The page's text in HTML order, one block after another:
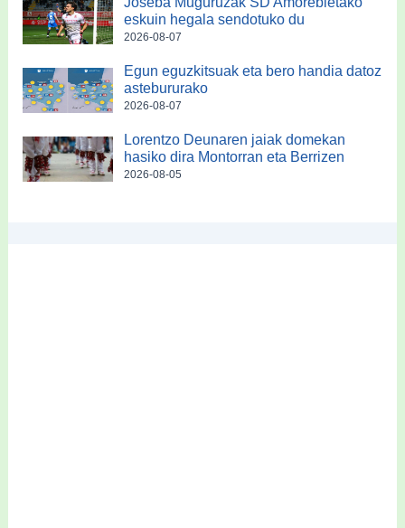
eskuin hegala sendotuko du
2026-08-07
Egun eguzkitsuak eta bero handia datoz
astebururako
2026-08-07
Lorentzo Deunaren jaiak domekan
hasiko dira Montorran eta Berrizen
2026-08-05